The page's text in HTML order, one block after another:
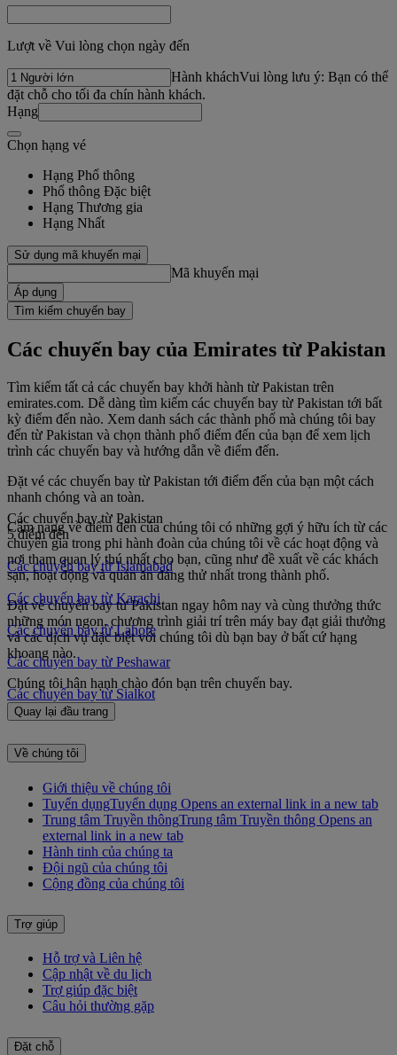
Lượt về Vui lòng chọn ngày đến
Hành kháchVui lòng lưu ý: Bạn có thể
đặt chỗ cho tối đa chín hành khách.
Hạng
Chọn hạng vé
Hạng Phổ thông
Phổ thông Đặc biệt
Hạng Thương gia
Hạng Nhất
Sử dụng mã khuyến mại
Mã khuyến mại
Áp dụng
Tìm kiếm chuyến bay
Các chuyến bay của Emirates từ Pakistan
Tìm kiếm tất cả các chuyến bay khởi hành từ Pakistan trên
emirates.com. Dễ dàng tìm kiếm các chuyến bay từ Pakistan tới bất
kỳ điểm đến nào. Xem danh sách các thành phố mà chúng tôi bay
đến từ Pakistan và chọn thành phố điểm đến của bạn để xem lịch
trình các chuyến bay và hướng dẫn về điểm đến.
Đặt vé các chuyến bay từ Pakistan tới điểm đến của bạn một cách
nhanh chóng và an toàn.
Cẩm nang về điểm đến của chúng tôi có những gợi ý hữu ích từ các
chuyên gia trong phi hành đoàn của chúng tôi về các hoạt động và
nơi tham quan lý thú nhất cho bạn, cũng như đề xuất về các khách
sạn, hoạt động và quán ăn đáng thử nhất trong thành phố.
Đặt vé chuyến bay từ Pakistan ngay hôm nay và cùng thưởng thức
những món ngon, chương trình giải trí trên máy bay đạt giải thưởng
và các dịch vụ đặc biệt với chúng tôi dù bạn bay ở bất cứ hạng
khoang nào.
Chúng tôi hân hạnh chào đón bạn trên chuyến bay.
Các chuyến bay từ Pakistan
5 điểm đến
Các chuyến bay từ Islamabad
Các chuyến bay từ Karachi
Các chuyến bay từ Lahore
Các chuyến bay từ Peshawar
Các chuyến bay từ Sialkot
Quay lại đầu trang
Về chúng tôi
Giới thiệu về chúng tôi
Tuyển dụngTuyển dụng Opens an external link in a new tab
Trung tâm Truyền thôngTrung tâm Truyền thông Opens an
external link in a new tab
Hành tinh của chúng ta
Đội ngũ của chúng tôi
Cộng đồng của chúng tôi
Trợ giúp
Hỗ trợ và Liên hệ
Cập nhật về du lịch
Trợ giúp đặc biệt
Câu hỏi thường gặp
Đặt chỗ